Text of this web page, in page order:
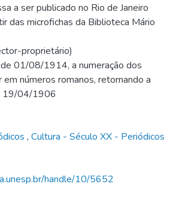
a ser publicado no Rio de Janeiro
das microfichas da Biblioteca Mário
proprietário)
01/08/1914, a numeração dos
em números romanos, retornando a
19/04/1906
, Cultura - Século XX - Periódicos
handle/10/5652